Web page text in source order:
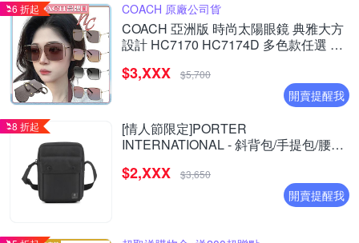
6 折起 COACH 原廠公司貨
COACH 亞洲版 時尚太陽眼鏡 典雅大方
設計 HC7170 HC7174D 多色款任選 公
$3,XXX $5,700
開賣提醒我
8 折起
[情人節限定]PORTER
INTERNATIONAL - 斜背包/手提包/腰包/
$2,XXX $3,650
開賣提醒我